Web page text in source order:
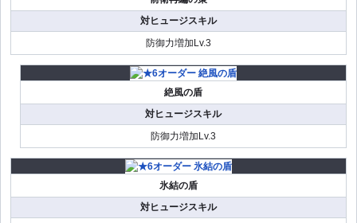
対ヒュージスキル
防御力増加Lv.3
絶風の盾
対ヒュージスキル
防御力増加Lv.3
氷結の盾
対ヒュージスキル